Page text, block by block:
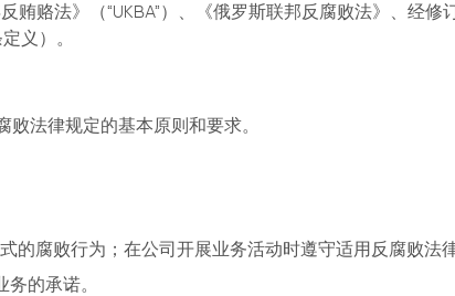
赂法》（“UKBA”）、《俄罗斯联邦反腐败法》、经修
义）。
法律规定的基本原则和要求。
腐败行为；在公司开展业务活动时遵守适用反腐败法律
的承诺。